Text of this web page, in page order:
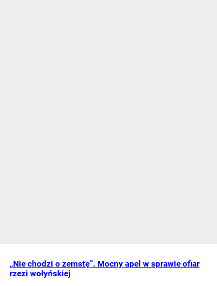
„Nie chodzi o zemstę”. Mocny apel w sprawie ofiar
rzezi wołyńskiej